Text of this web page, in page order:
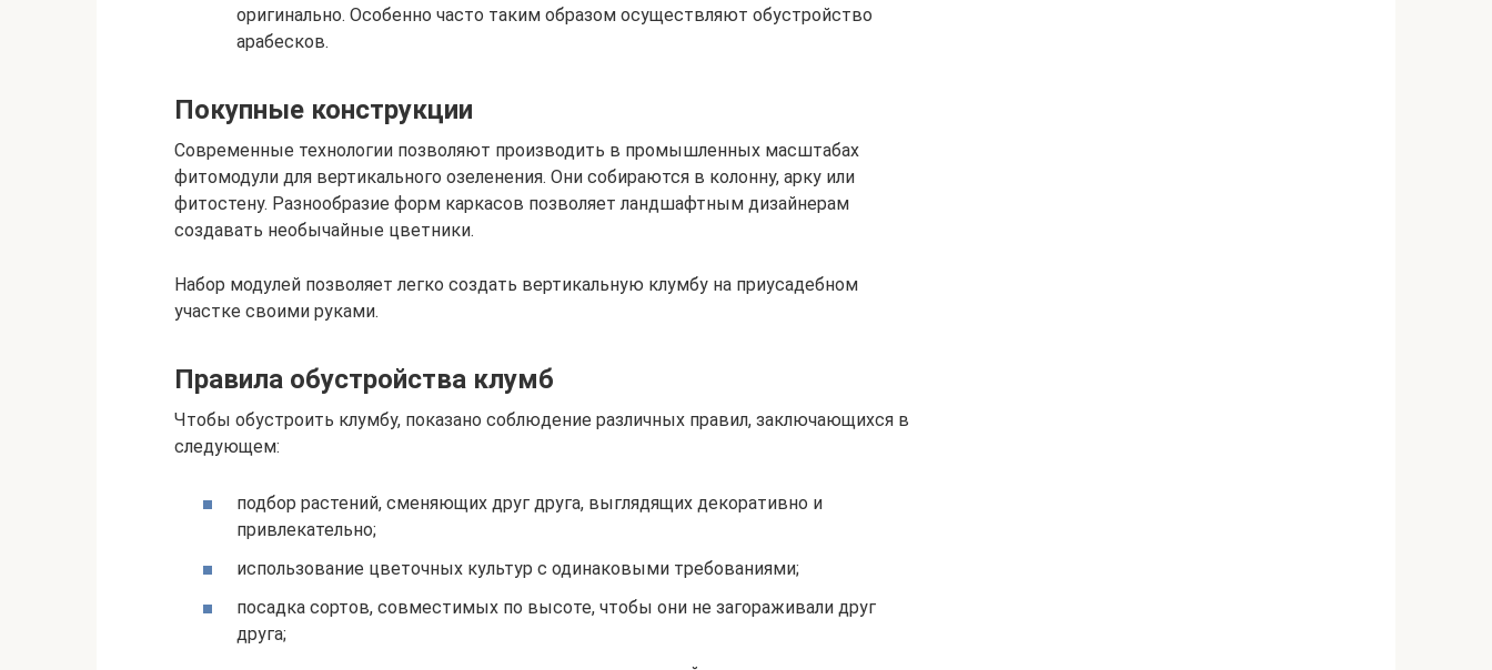
оригинально. Особенно часто таким образом осуществляют обустройство
арабесков.
Покупные конструкции
Современные технологии позволяют производить в промышленных масштабах
фитомодули для вертикального озеленения. Они собираются в колонну, арку или
фитостену. Разнообразие форм каркасов позволяет ландшафтным дизайнерам
создавать необычайные цветники.
Набор модулей позволяет легко создать вертикальную клумбу на приусадебном
участке своими руками.
Правила обустройства клумб
Чтобы обустроить клумбу, показано соблюдение различных правил, заключающихся в
следующем:
подбор растений, сменяющих друг друга, выглядящих декоративно и
привлекательно;
использование цветочных культур с одинаковыми требованиями;
посадка сортов, совместимых по высоте, чтобы они не загораживали друг
друга;